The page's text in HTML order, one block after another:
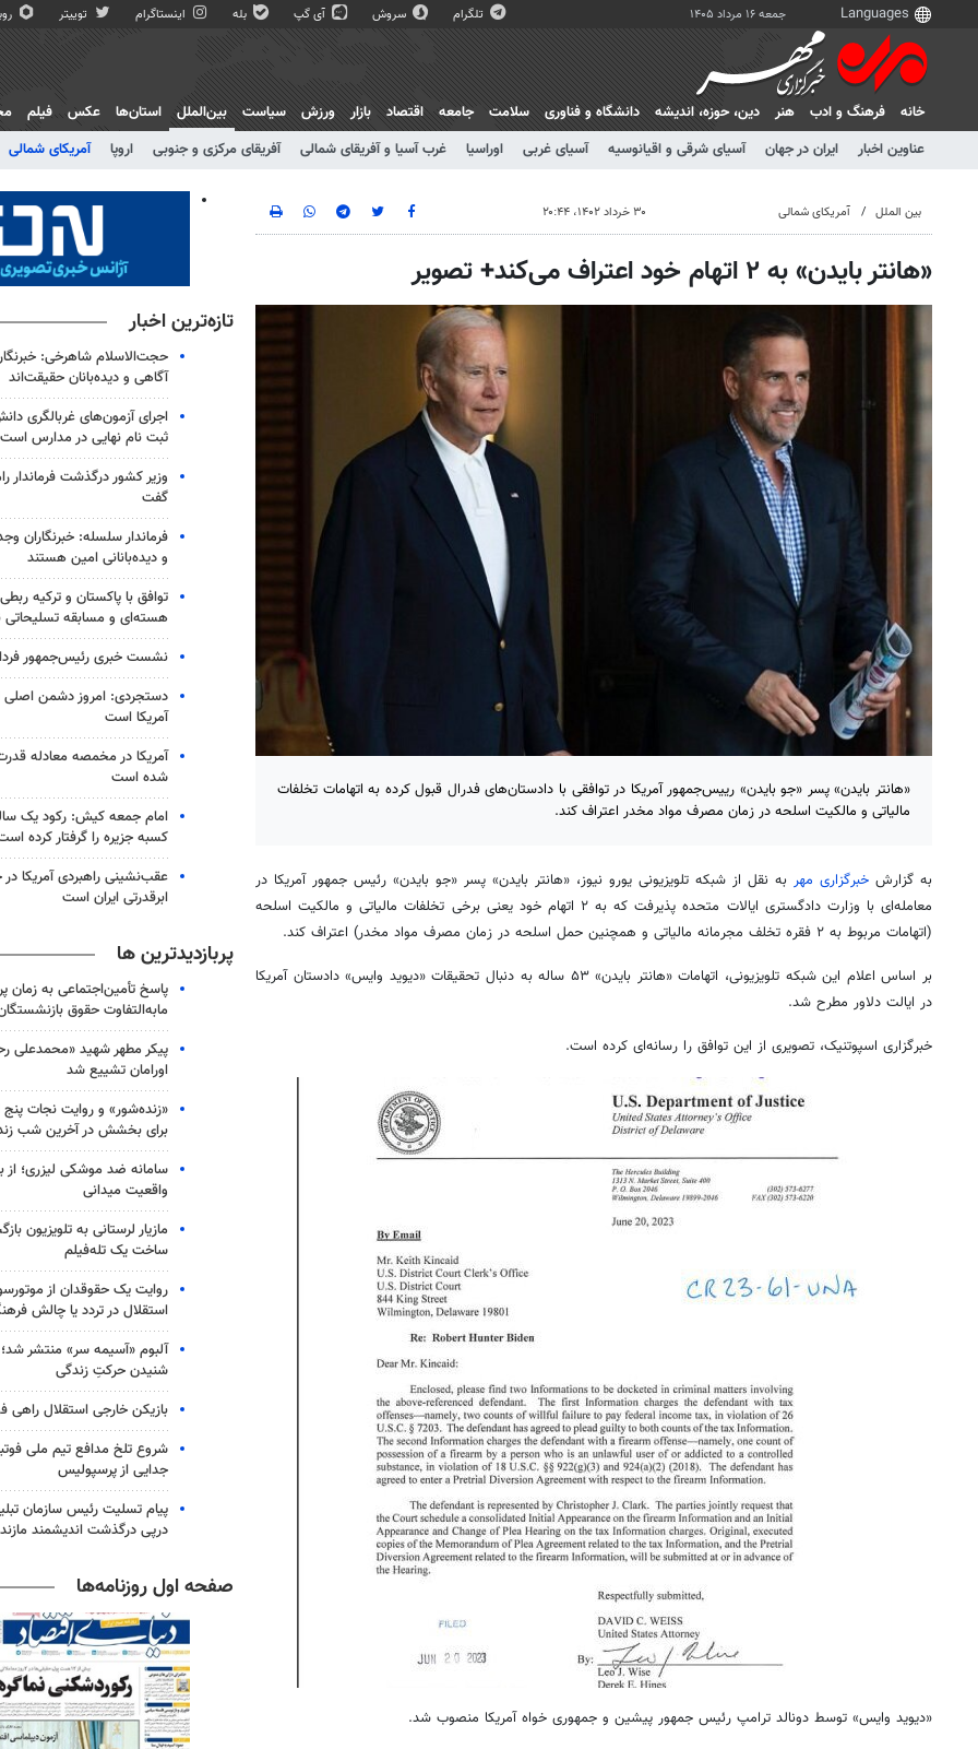
جمعه ۱۶ مرداد ۱۴۰۵ تلگرام سروش آی گپ بله اینستاگرام توییتر
خانه فرهنگ و ادب هنر دين، حوزه، انديشه دانشگاه و فناوری سلامت جامعه اقتصاد بازار ورزش سیاست
بین‌الملل
عناوین اخبار
ایران در جهان آسیای شرقی و اقیانوسیه آسیای غربی اوراسیا غرب آسیا و آفریقای شمالی آفریقای مرکزی و جنوبی اروپا آمریکای شمالی
استان‌ها عکس فیلم
بین الملل آمریکای شمالی ۳۰ خرداد ۱۴۰۲، ۲۰:۴۴
«هانتر بایدن» به ۲ اتهام خود اعتراف می‌کند+ تصویر
«هانتر بایدن» پسر «جو بایدن» رییس‌جمهور آمریکا در توافقی با دادستان‌های فدرال قبول کرده به اتهامات تخلفات
مالیاتی و مالکیت اسلحه در زمان مصرف مواد مخدر اعتراف کند.
به گزارشخبرگزاری مهربه نقل از شبکه تلویزیونی یورو نیوز، «هانتر بایدن» پسر «جو بایدن» رئیس جمهور آمریکا در
معامله‌ای با وزارت دادگستری ایالات متحده پذیرفت که به ۲ اتهام خود یعنی برخی تخلفات مالیاتی و مالکیت اسلحه
(اتهامات مربوط به ۲ فقره تخلف مجرمانه مالیاتی و همچنین حمل اسلحه در زمان مصرف مواد مخدر) اعتراف کند.
بر اساس اعلام این شبکه تلویزیونی، اتهامات «هانتر بایدن» ۵۳ ساله به دنبال تحقیقات «دیوید وایس» دادستان آمریکا
در ایالت دلاور مطرح شد.
خبرگزاری اسپوتنیک، تصویری از این توافق را رسانه‌ای کرده است.
«دیوید وایس» توسط دونالد ترامپ رئیس جمهور پیشین و جمهوری خواه آمریکا منصوب شد.
تازه‌ترین اخبار
حجت‌الاسلام شاهرخی:
آگاهی و دیده‌بانان حقیقت‌اند
اجرای آزمون‌های غربالگری
ثبت نام نهایی در مدارس است
وزیر کشور درگذشت فرماندار
گفت
فرماندار سلسله: خبرنگاران
و دیده‌بانانی امین هستند
توافق با پاکستان و ترکیه
هسته‌ای و مسابقه تسلیحاتی
نشست خبری رئیس‌جمهور فردا
دستجردی: امروز دشمن اصلی
آمریکا است
آمریکا در مخمصه معادله قدرت
شده است
امام جمعه کیش: رکود یک
کسبه جزیره را گرفتار کرده
عقب‌نشینی راهبردی آمریکا
ابرقدرتی ایران است
پربازدیدترین ها
پاسخ تأمین‌اجتماعی به زمان
مابه‌التفاوت حقوق
پیکر مطهر شهید «محمدعلی
اورامان تشییع شد
«زنده‌شور» و روایت نجات
برای بخشش در آخرین شب
سامانه ضد موشکی لیزری؛ از
واقعیت میدانی
مازیار لرستانی به تلویزیون
ساخت یک تله‌فیلم
روایت یک حقوقدان از
استقلال در تردد یا چالش
آلبوم «آسیمه سر» منتشر
شنیدن حرکتِ زندگی
بازیکن خارجی استقلال راهی
شروع تلخ مدافع تیم ملی
جدایی از پرسپولیس
پیام تسلیت رئیس سازمان
درپی درگذشت اندیشمند
صفحه اول روزنامه‌ها